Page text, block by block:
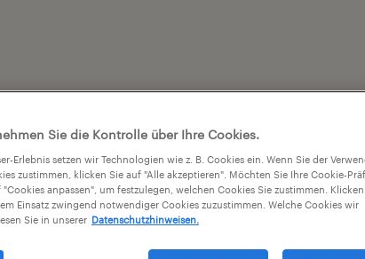
Sie die Kontrolle über Ihre Cookies.
Erlebnis setzen wir Technologien wie z. B. Cookies ein. Wenn Sie der
zustimmen, klicken Sie auf "Alle akzeptieren". Möchten Sie Ihre Cookie-
anpassen", um festzulegen, welchen Cookies Sie zustimmen.
Einsatz zwingend notwendiger Cookies zuzustimmen. Welche Cookies wir
Sie in unserer Datenschutzhinweisen.